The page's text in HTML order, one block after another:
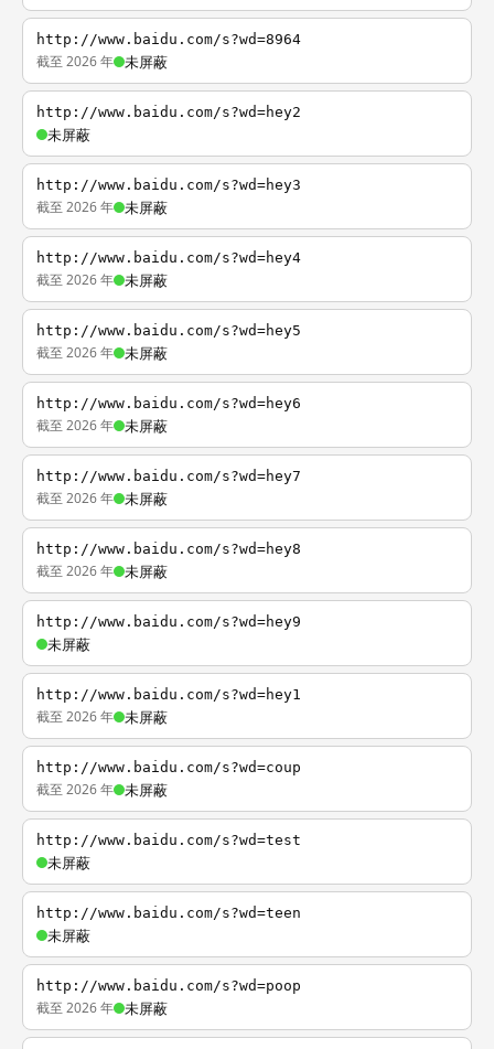
http://www.baidu.com/s?wd=8964
截至 2026 年 未屏蔽
http://www.baidu.com/s?wd=hey2
未屏蔽
http://www.baidu.com/s?wd=hey3
截至 2026 年 未屏蔽
http://www.baidu.com/s?wd=hey4
截至 2026 年 未屏蔽
http://www.baidu.com/s?wd=hey5
截至 2026 年 未屏蔽
http://www.baidu.com/s?wd=hey6
截至 2026 年 未屏蔽
http://www.baidu.com/s?wd=hey7
截至 2026 年 未屏蔽
http://www.baidu.com/s?wd=hey8
截至 2026 年 未屏蔽
http://www.baidu.com/s?wd=hey9
未屏蔽
http://www.baidu.com/s?wd=hey1
截至 2026 年 未屏蔽
http://www.baidu.com/s?wd=coup
截至 2026 年 未屏蔽
http://www.baidu.com/s?wd=test
未屏蔽
http://www.baidu.com/s?wd=teen
未屏蔽
http://www.baidu.com/s?wd=poop
截至 2026 年 未屏蔽